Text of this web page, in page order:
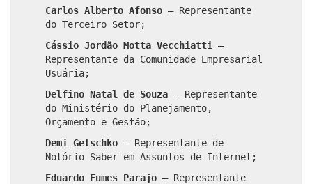
Carlos Alberto Afonso – Representante
do Terceiro Setor;
Cássio Jordão Motta Vecchiatti
–
Representante da Comunidade Empresarial
Usuária;
Delfino Natal de Souza – Representante
do Ministério do Planejamento,
Orçamento e Gestão;
Demi Getschko – Representante de
Notório Saber em Assuntos de Internet;
Eduardo Fumes Parajo – Representante